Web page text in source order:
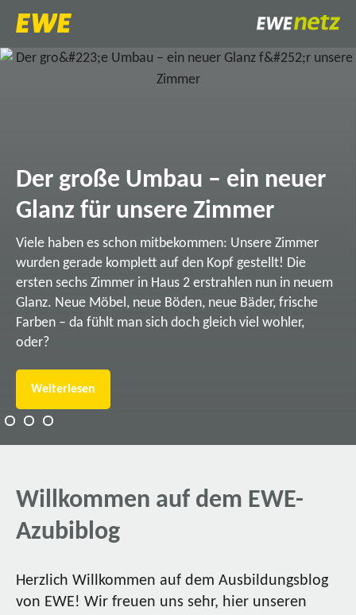
Der große Umbau – ein neuer
Glanz für unsere Zimmer
Viele haben es schon mitbekommen: Unsere Zimmer
wurden gerade komplett auf den Kopf gestellt! Die
ersten sechs Zimmer in Haus 2 erstrahlen nun in neuem
Glanz. Neue Möbel, neue Böden, neue Bäder, frische
Farben – da fühlt man sich doch gleich viel wohler,
oder?
Weiterlesen
Willkommen auf dem EWE-
Azubiblog
Herzlich Willkommen auf dem Ausbildungsblog
von EWE! Wir freuen uns sehr, hier unseren